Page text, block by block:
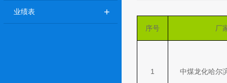
业绩表 +
序号 厂
1 中煤龙化哈尔